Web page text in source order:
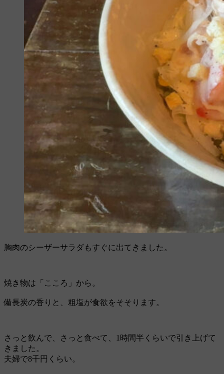
胸肉のシーザーサラダもすぐに出てきました。
焼き物は「こころ」から。
備長炭の香りと、粗塩が食欲をそそります。
さっと飲んで、さっと食べて、1時間半くらいで引き上げて
きました。
夫婦で8千円くらい。